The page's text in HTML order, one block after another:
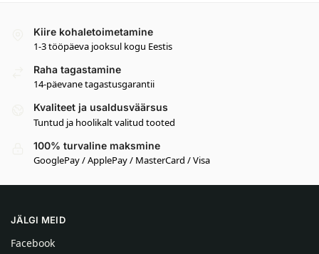
Kiire kohaletoimetamine
1-3 tööpäeva jooksul kogu Eestis
Raha tagastamine
14-päevane tagastusgarantii
Kvaliteet ja usaldusväärsus
Tuntud ja hoolikalt valitud tooted
100% turvaline maksmine
GooglePay / ApplePay / MasterCard / Visa
JÄLGI MEID
Facebook